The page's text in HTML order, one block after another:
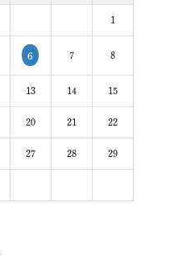
1
6 7 8
13 14 15
20 21 22
27 28 29